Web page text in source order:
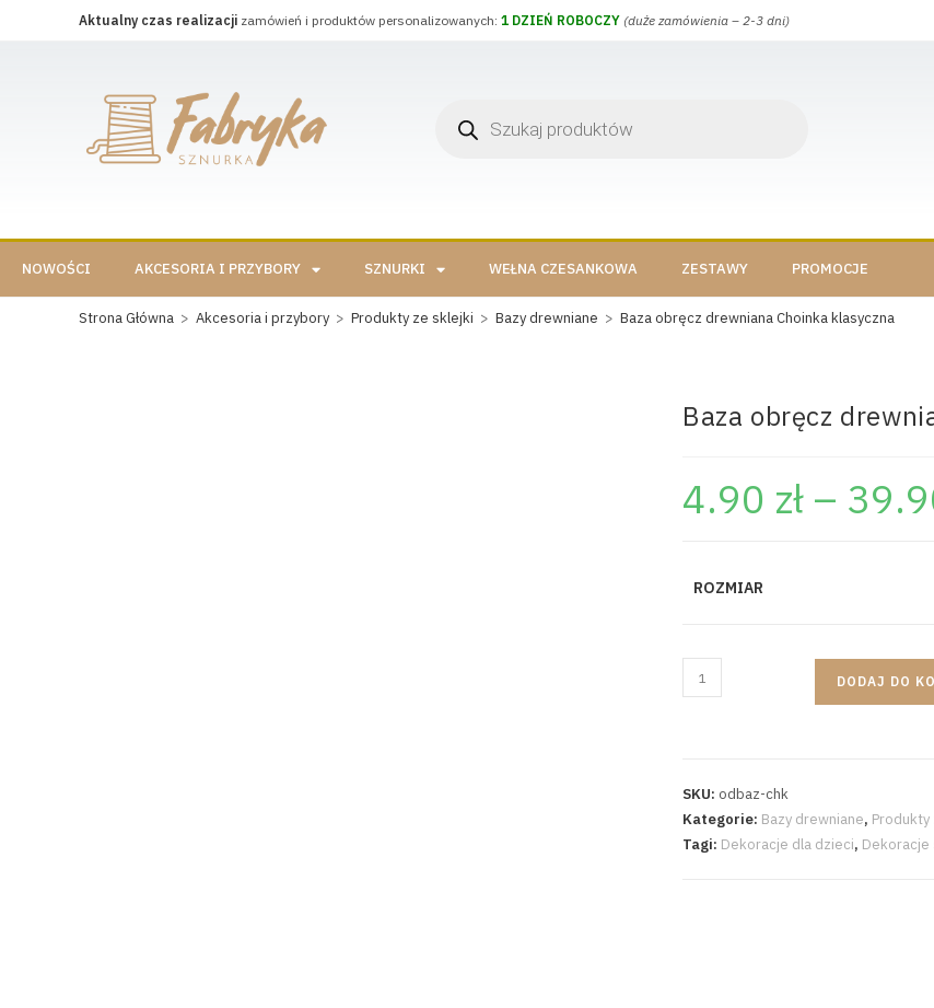
Aktualny czas realizacji zamówień i produktów personalizowanych: 1 DZIEŃ ROBOCZY (duże zamówienia – 2-3 dni)
NOWOŚCI AKCESORIA I PRZYBORY SZNURKI WEŁNA CZESANKOWA ZESTAWY PROMOCJE
Strona Główna > Akcesoria i przybory > Produkty ze sklejki > Bazy drewniane > Baza obręcz drewniana Choinka klasyczna
Baza obręcz
4.90 zł –
ROZMIAR
DODAJ DO
SKU: odbaz-chk
Kategorie: Bazy drewniane,
Tagi: Dekoracje dla dzieci,